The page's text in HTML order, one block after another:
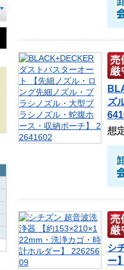
ズ
想
シ
ー